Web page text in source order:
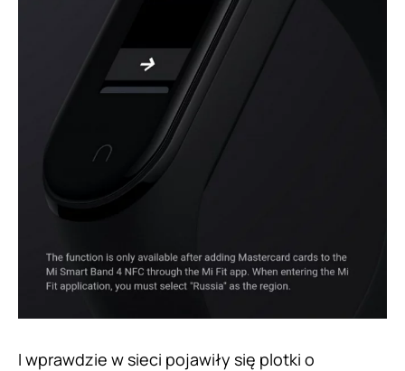
I wprawdzie w sieci pojawiły się plotki o